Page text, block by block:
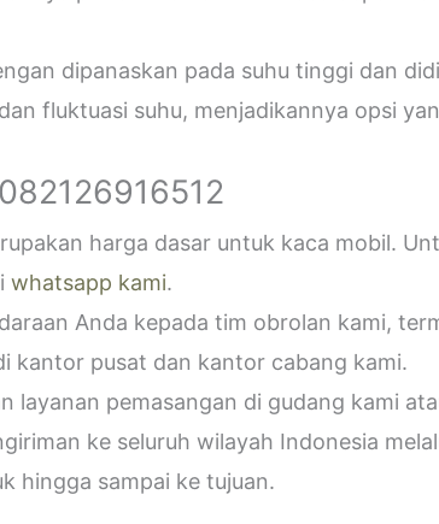
dipanaskan pada suhu tinggi dan
fluktuasi suhu, menjadikannya opsi
harga dasar untuk kaca mobil.
whatsapp kami.
Anda kepada tim obrolan kami,
kantor pusat dan kantor cabang kami.
layanan pemasangan di gudang kami
ke seluruh wilayah Indonesia
hingga sampai ke tujuan.